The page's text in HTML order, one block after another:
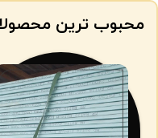
محبوب ترین